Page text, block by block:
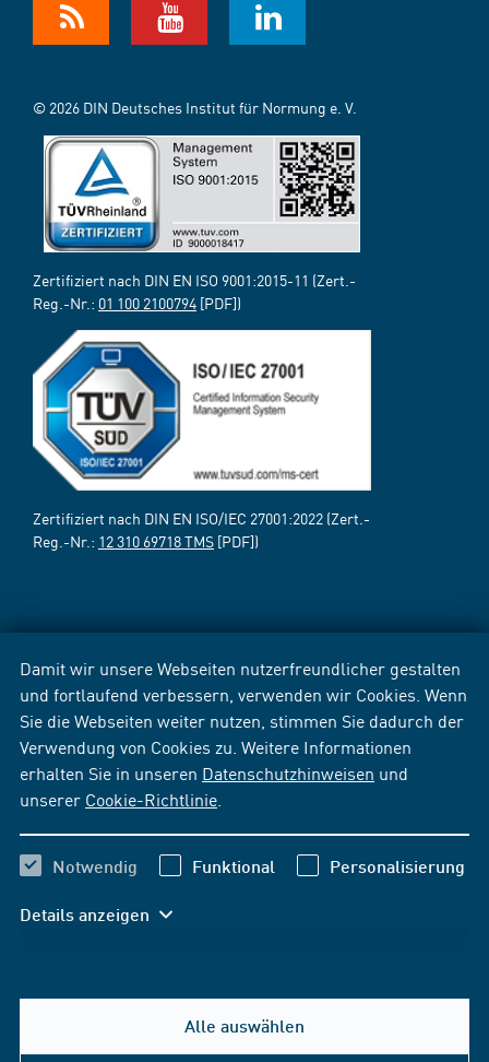
Damit wir unsere Webseiten nutzerfreundlicher gestalten
und fortlaufend verbessern, verwenden wir Cookies. Wenn
Sie die Webseiten weiter nutzen, stimmen Sie dadurch der
Verwendung von Cookies zu. Weitere Informationen
erhalten Sie in unseren Datenschutzhinweisen und
unserer Cookie-Richtlinie
Notwendig Funktional Personalisierung
Details anzeigen
Alle auswählen
© 2026 DIN Deutsches Institut für Normung e. V.
Zertifiziert nach DIN EN ISO 9001:2015-11 (Zert.-
Reg.-Nr.: 01 100 2100794 [PDF])
Zertifiziert nach DIN EN ISO/IEC 27001:2022 (Zert.-
Reg.-Nr.: 12 310 69718 TMS [PDF])